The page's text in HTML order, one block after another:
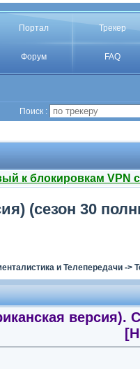
Портал Трекер
Форум FAQ
Поиск :
к блокировкам VPN
(сезон 30
и Телепередачи->
версия).